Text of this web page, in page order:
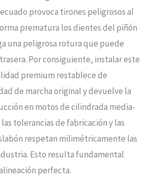
provoca tirones peligrosos al
prematura los dientes del piñón
una peligrosa rotura que puede
Por consiguiente, instalar este
premium restablece de
de marcha original y devuelve la
en motos de cilindrada media-
tolerancias de fabricación y las
respetan milimétricamente las
Esto resulta fundamental
perfecta.